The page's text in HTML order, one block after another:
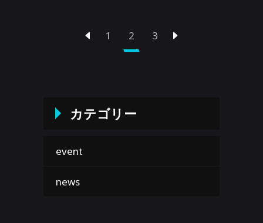
1 2 3
カテゴリー
event
news